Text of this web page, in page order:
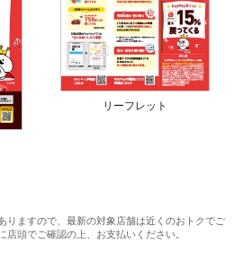
リーフレット
りますので、最新の対象店舗は近くのおトクでご
店頭でご確認の上、お支払いください。